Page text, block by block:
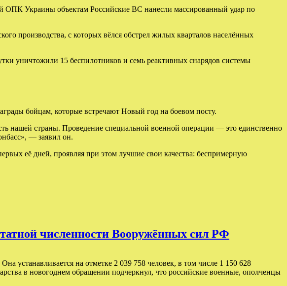
ОПК Украины объектам Российские ВС нанесли массированный удар по
производства, с которых вёлся обстрел жилых кварталов населённых
уничтожили 15 беспилотников и семь реактивных снарядов системы
бойцам, которые встречают Новый год на боевом посту.
нашей страны. Проведение специальной военной операции — это единственно
— заявил он.
её дней, проявляя при этом лучшие свои качества: беспримерную
численности Вооружённых сил РФ
устанавливается на отметке 2 039 758 человек, в том числе 1 150 628
в новогоднем обращении подчеркнул, что российские военные, ополченцы